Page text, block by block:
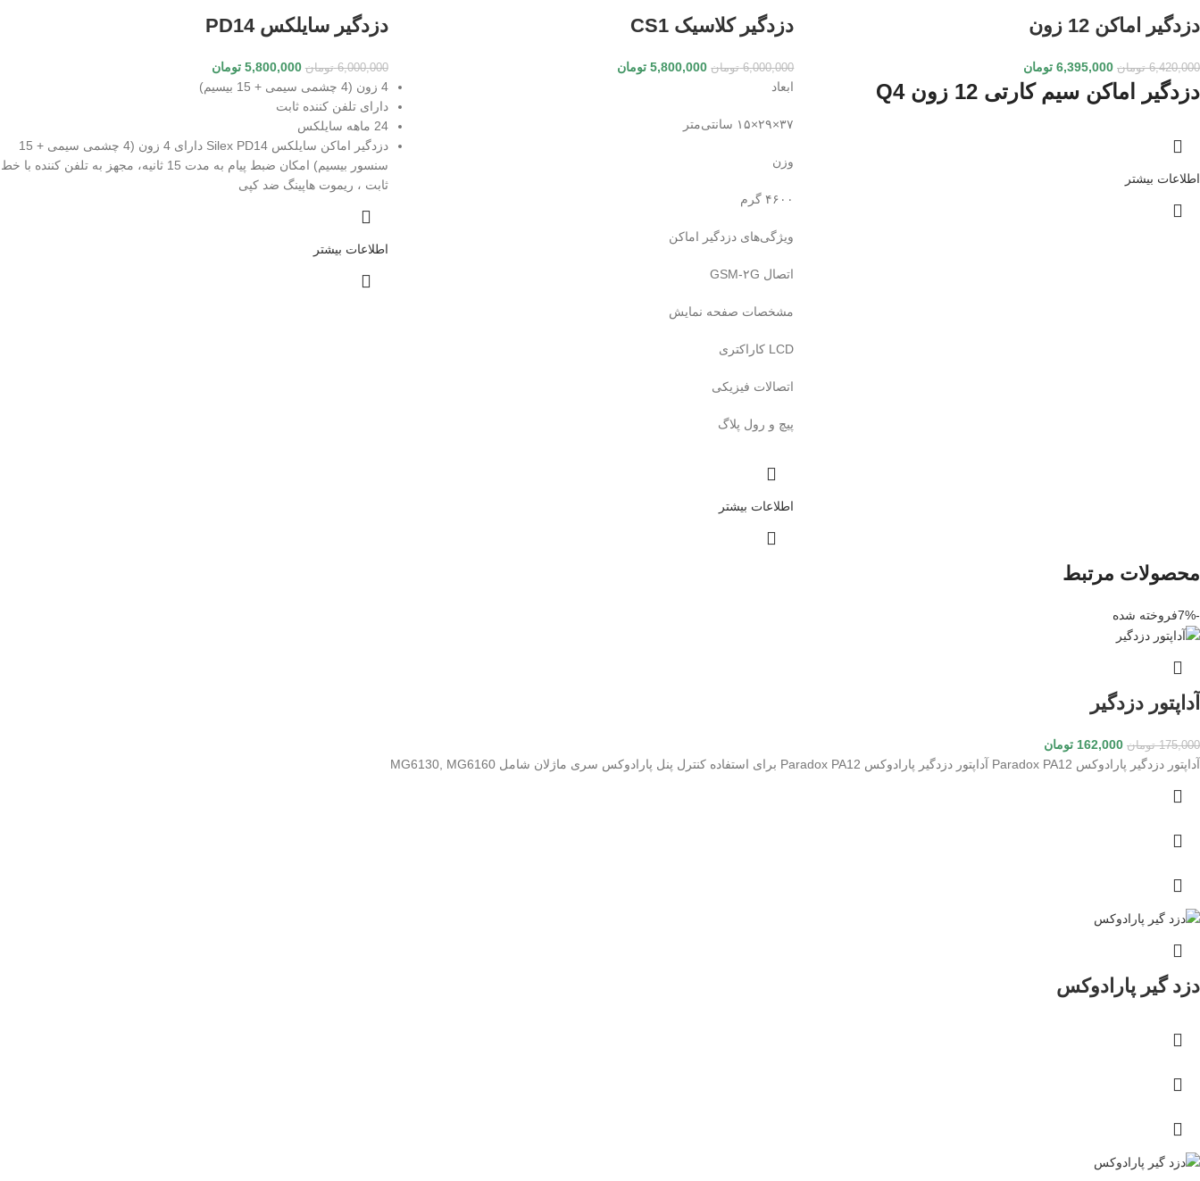
دزدگیر اماکن 12 زون
6,420,000 تومان 6,395,000 تومان
دزدگیر اماکن سیم کارتی 12 زون Q4
اطلاعات بیشتر
دزدگیر کلاسیک CS1
6,000,000 تومان 5,800,000 تومان
ابعاد
۳۷×۲۹×۱۵ سانتی‌متر
وزن
۴۶۰۰ گرم
ویژگی‌های دزدگیر اماکن
اتصال GSM‎-۲G
مشخصات صفحه نمایش
LCD کاراکتری
اتصالات فیزیکی
پیچ و رول پلاگ
اطلاعات بیشتر
دزدگیر سایلکس PD14
6,000,000 تومان 5,800,000 تومان
4 زون (4 چشمی سیمی + 15 بیسیم)
دارای تلفن کننده ثابت
24 ماهه سایلکس
دزدگیر اماکن سایلکس Silex PD14 دارای 4 زون (4 چشمی سیمی + 15
سنسور بیسیم) امکان ضبط پیام به مدت 15 ثانیه، مجهز به تلفن کننده با خط
ثابت ، ریموت هاپینگ ضد کپی
اطلاعات بیشتر
محصولات مرتبط
-7% فروخته شده
آداپتور دزدگیر
175,000 تومان 162,000 تومان
آداپتور دزدگیر پارادوکس Paradox PA12 آداپتور دزدگیر پارادوکس Paradox PA12 برای استفاده کنترل پنل پارادوکس سری ماژلان شامل MG6130, MG6160
دزد گیر پارادوکس